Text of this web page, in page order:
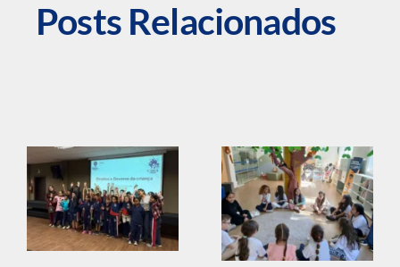
Posts Relacionados